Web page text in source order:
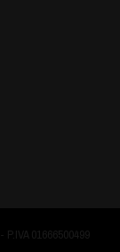
01666500499